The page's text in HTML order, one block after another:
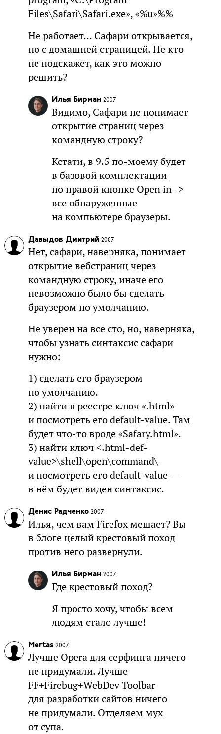
Files\Safari\Safari.exe», «%u»%%
Не работает… Сафари открывается,
но с домашней страницей. Не кто
не подскажет, как это можно
решить?
Илья Бирман 2007
Видимо, Сафари не понимает
открытие страниц через
командную строку?
Кстати, в 9.5 по-моему будет
в базовой комплектации
по правой кнопке Open in ->
все обнаруженные
на компьютере браузеры.
Давыдов Дмитрий 2007
Нет, сафари, наверняка, понимает
открытие вебстраниц через
командную строку, иначе его
невозможно было бы сделать
браузером по умолчанию.
Не уверен на все сто, но, наверняка,
чтобы узнать синтаксис сафари
нужно:
1) сделать его браузером
по умолчанию.
2) найти в реестре ключ «.html»
и посмотреть его default-value. Там
будет что-то вроде «Safary.html».
3) найти ключ <.html-def-
value>\shell\open\command\
и посмотреть его default-value —
в нём будет виден синтаксис.
Денис Радченко 2007
Илья, чем вам Firefox мешает? Вы
в блоге целый крестовый поход
против него развернули.
Илья Бирман 2007
Где крестовый поход?
Я просто хочу, чтобы всем
людям стало лучше!
Mertas 2007
Лучше Opera для серфинга ничего
не придумали. Лучше
FF+Firebug+WebDev Toolbar
для разработки сайтов ничего
не придумали. Отделяем мух
от супа.